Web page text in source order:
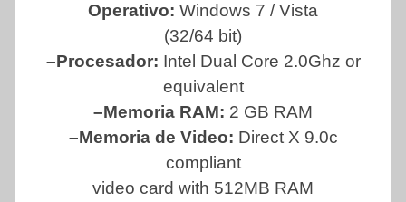
Operativo: Windows 7 / Vista
(32/64 bit)
–Procesador: Intel Dual Core 2.0Ghz or
equivalent
–Memoria RAM: 2 GB RAM
–Memoria de Video: Direct X 9.0c
compliant
video card with 512MB RAM